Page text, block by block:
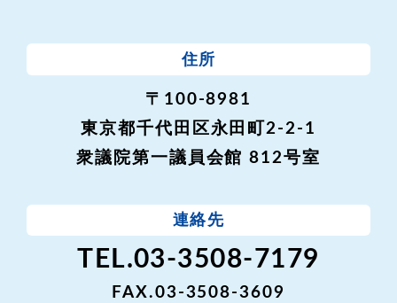
住所
〒100-8981
東京都千代田区永田町2-2-1
衆議院第一議員会館 812号室
連絡先
TEL.03-3508-7179
FAX.03-3508-3609